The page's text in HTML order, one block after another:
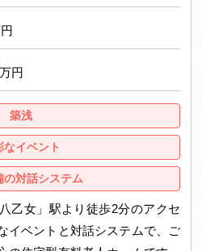
万円
築浅
なイベント
の対話システム
乙女」駅より徒歩2分のアクセ
イベントと対話システムで、ご